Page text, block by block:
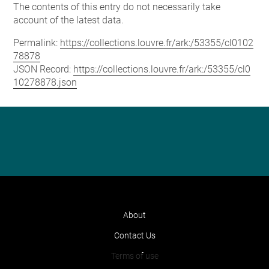
The contents of this entry do not necessarily take
account of the latest data.
Permalink: https://collections.louvre.fr/ark:/53355/cl0102
78878
JSON Record: https://collections.louvre.fr/ark:/53355/cl0
10278878.json
About
Contact Us
Terms of use